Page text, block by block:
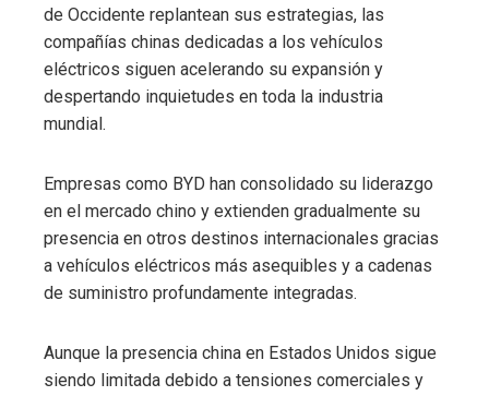
de Occidente replantean sus estrategias, las
compañías chinas dedicadas a los vehículos
eléctricos siguen acelerando su expansión y
despertando inquietudes en toda la industria
mundial.
Empresas como BYD han consolidado su liderazgo
en el mercado chino y extienden gradualmente su
presencia en otros destinos internacionales gracias
a vehículos eléctricos más asequibles y a cadenas
de suministro profundamente integradas.
Aunque la presencia china en Estados Unidos sigue
siendo limitada debido a tensiones comerciales y